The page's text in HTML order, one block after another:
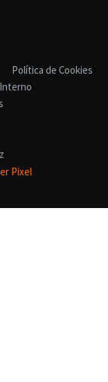
Política de Cookies
Pixel